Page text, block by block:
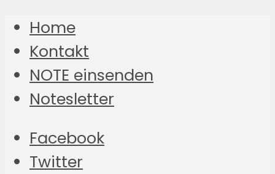
Home
Kontakt
NOTE einsenden
Notesletter
Facebook
Twitter